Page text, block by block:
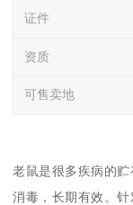
证件
资质
可售卖地
老鼠是很多疾病的
消毒，长期有效。